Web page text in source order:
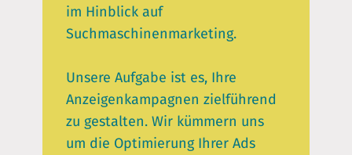
im Hinblick auf
Suchmaschinenmarketing.
Unsere Aufgabe ist es, Ihre
Anzeigenkampagnen zielführend
zu gestalten. Wir kümmern uns
um die Optimierung Ihrer Ads